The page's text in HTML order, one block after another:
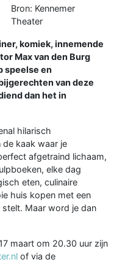
Bron: Kennemer
Theater
komiek, innemende
Max van den Burg
speelse en
van deze
dan het in
hilarisch
kaak waar je
afgetraind lichaam,
elke dag
eten, culinaire
huis kopen met een
Maar word je dan
maart om 20.30 uur zijn
of via de